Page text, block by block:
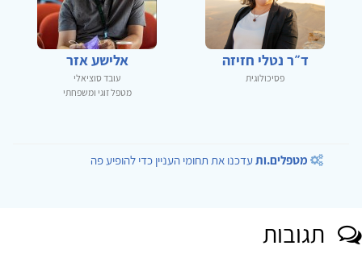
ד״ר נטלי חזיזה
פסיכולוגית
אלישע אזר
עובד סוציאלי
מטפל זוגי ומשפחתי
מטפלים.ותעדכנו את תחומי העניין כדי להופיע פה
תגובות